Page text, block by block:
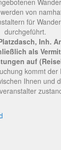
von
für
durchgeführt.
Inh.
als
auf
kommt der
Ihnen und